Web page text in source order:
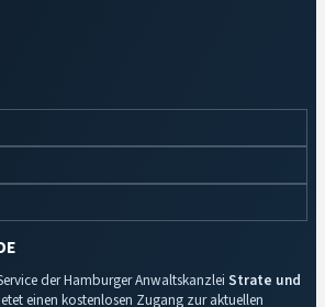
der Hamburger Anwaltskanzlei Strate und
einen kostenlosen Zugang zur aktuellen